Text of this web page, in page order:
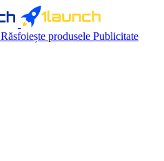
Răsfoiește produsele Publicitate